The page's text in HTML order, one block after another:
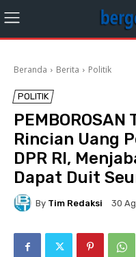
Beranda Berita Politik
POLITIK
PEMBOROSAN
Rincian Uang
DPR RI,
Dapat Duit
By Tim Redaksi 30